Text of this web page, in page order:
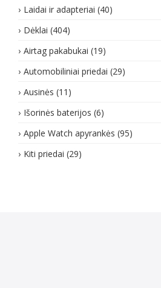
Laidai ir adapteriai (40)
Dėklai (404)
Airtag pakabukai (19)
Automobiliniai priedai (29)
Ausinės (11)
Išorinės baterijos (6)
Apple Watch apyrankės (95)
Kiti priedai (29)